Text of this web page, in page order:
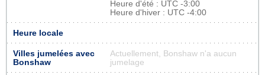
Heure d'été : UTC -3:00
Heure d'hiver : UTC -4:00
Heure locale
Villes jumelées avec
Bonshaw
Actuellement, Bonshaw n'a aucun
jumelage